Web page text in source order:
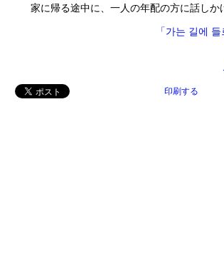
家に帰る途中に、一人の年配の方に話しか
「가는 길에
印刷する